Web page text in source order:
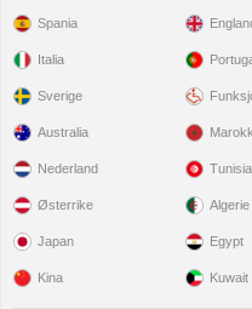
Spania
Italia
Sverige
Australia
Nederland
Østerrike
Japan
Kina
Tunisia
Algerie
Egypt
Kuwait